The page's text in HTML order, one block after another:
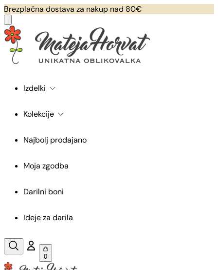
Brezplačna dostava za nakup nad 80€
Izdelki
Kolekcije
Najbolj prodajano
Moja zgodba
Darilni boni
Ideje za darila
0